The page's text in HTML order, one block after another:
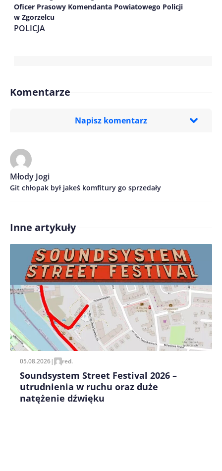
Oficer Prasowy Komendanta Powiatowego Policji
w Zgorzelcu
POLICJA
Komentarze
Napisz komentarz
Treść komentarza*
Imię/ Nick*
Zapamiętaj moje dane w tej przeglądarce podczas
pisania kolejnych komentarzy.
Młody Jogi
Git chłopak był jakeś komfitury go sprzedały
Inne artykuły
05.08.2026| red.
Soundsystem Street Festival 2026 –
utrudnienia w ruchu oraz duże
natężenie dźwięku